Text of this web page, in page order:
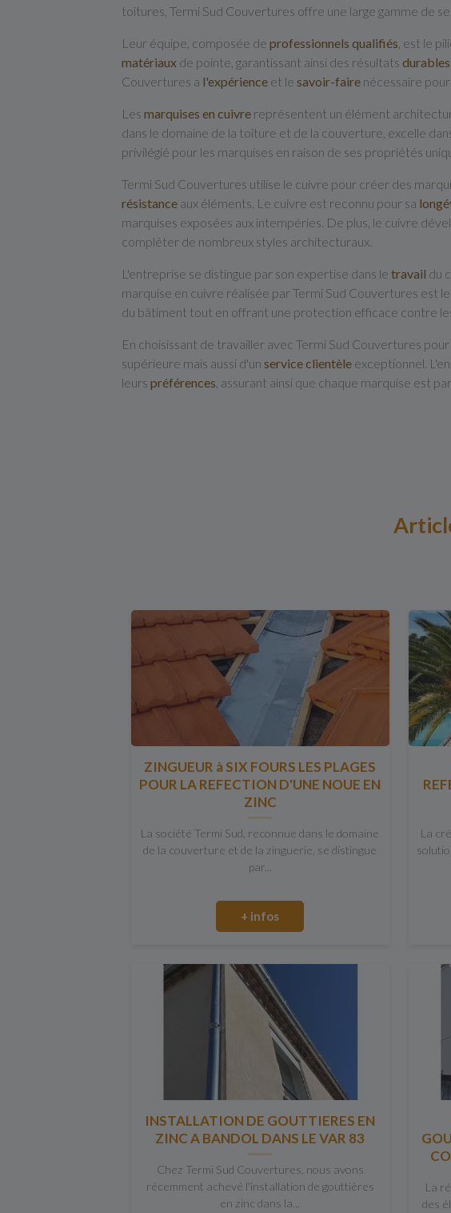
toitures, Termi Sud Couvertures offre une large gamme de
Leur équipe, composée de professionnels qualifiés , est le
matériaux de pointe, garantissant ainsi des résultats durables
Couvertures a l'expérience et le savoir-faire nécessaire
Les marquises en cuivre représentent un élément
dans le domaine de la toiture et de la couverture, excelle
privilégié pour les marquises en raison de ses propriétés
Termi Sud Couvertures utilise le cuivre pour créer des
résistance aux éléments. Le cuivre est reconnu pour sa
marquises exposées aux intempéries. De plus, le cuivre
compléter de nombreux styles architecturaux.
L'entreprise se distingue par son expertise dans le travail du
marquise en cuivre réalisée par Termi Sud Couvertures est
du bâtiment tout en offrant une protection efficace contre
En choisissant de travailler avec Termi Sud Couvertures
supérieure mais aussi d'un service clientèle exceptionnel.
leurs préférences , assurant ainsi que chaque marquise est
ZINGUEUR à SIX FOURS LES PLAGES
POUR LA REFECTION D'UNE NOUE EN
ZINC
La société Termi Sud, reconnue dans le domaine
de la couverture et de la zinguerie, se distingue
par...
+ infos
La
INSTALLATION DE GOUTTIERES EN
ZINC A BANDOL DANS LE VAR 83
Chez Termi Sud Couvertures, nous avons
récemment achevé l'installation de gouttières
en zinc dans la...
La
des